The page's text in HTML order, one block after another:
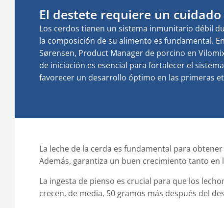
El destete requiere un cuidado
Los cerdos tienen un sistema inmunitario débil
la composición de su alimento es fundamental.
Sørensen, Product Manager de porcino en
de iniciación es esencial para fortalecer el
favorecer un desarrollo óptimo en las primeras
La leche de la cerda es fundamental para
Además, garantiza un buen crecimiento tanto
La ingesta de pienso es crucial para que los
crecen, de media, 50 gramos más después del